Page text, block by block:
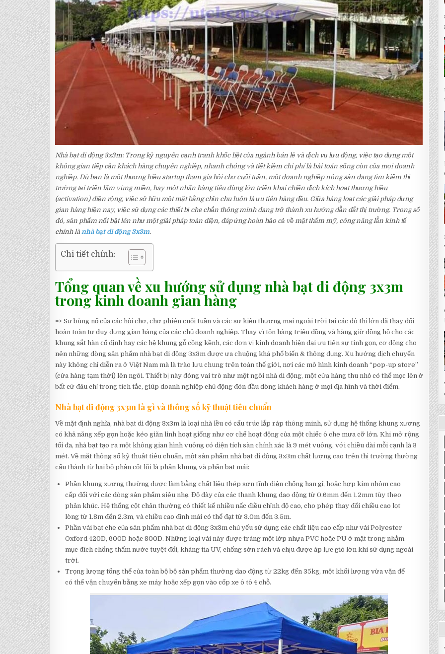
Nhà bạt di động 3x3m: Trong kỷ nguyên cạnh tranh khốc liệt của ngành bán lẻ và dịch vụ lưu động, việc tạo dựng một
không gian tiếp cận khách hàng chuyên nghiệp, nhanh chóng và tiết kiệm chi phí là bài toán sống còn của mọi doanh
nghiệp. Dù bạn là một thương hiệu startup tham gia hội chợ cuối tuần, một doanh nghiệp nông sản đang tìm kiếm thị
trường tại triển lãm vùng miền, hay một nhãn hàng tiêu dùng lớn triển khai chiến dịch kích hoạt thương hiệu
(activation) diện rộng, việc sở hữu một mặt bằng chỉn chu luôn là ưu tiên hàng đầu. Giữa hàng loạt các giải pháp dựng
gian hàng hiện nay, việc sử dụng các thiết bị che chắn thông minh đang trở thành xu hướng dẫn dắt thị trường. Trong số
đó, sản phẩm nổi bật lên như một giải pháp toàn diện, đáp ứng hoàn hảo cả về mặt thẩm mỹ, công năng lẫn kinh tế
chính là nhà bạt di động 3x3m.
Chi tiết chính:
Tổng quan về xu hướng sử dụng nhà bạt di động 3x3m
trong kinh doanh gian hàng
=> Sự bùng nổ của các hội chợ, chợ phiên cuối tuần và các sự kiện thương mại ngoài trời tại các đô thị lớn đã thay đổi
hoàn toàn tư duy dựng gian hàng của các chủ doanh nghiệp. Thay vì tốn hàng triệu đồng và hàng giờ đồng hồ cho các
khung sắt hàn cố định hay các hệ khung gỗ cồng kềnh, các đơn vị kinh doanh hiện đại ưu tiên sự tinh gọn, cơ động cho
nên những dòng sản phẩm nhà bạt di động 3x3m được ưa chuộng khá phổ biến & thông dụng. Xu hướng dịch chuyển
này không chỉ diễn ra ở Việt Nam mà là trào lưu chung trên toàn thế giới, nơi các mô hình kinh doanh “pop-up store”
(cửa hàng tạm thời) lên ngôi. Thiết bị này đóng vai trò như một ngôi nhà di động, một cửa hàng thu nhỏ có thể mọc lên ở
bất cứ đâu chỉ trong tích tắc, giúp doanh nghiệp chủ động đón đầu dòng khách hàng ở mọi địa hình và thời điểm.
Nhà bạt di động 3x3m là gì và thông số kỹ thuật tiêu chuẩn
Về mặt định nghĩa, nhà bạt di động 3x3m là loại nhà lều có cấu trúc lắp ráp thông minh, sử dụng hệ thống khung xương
có khả năng xếp gọn hoặc kéo giãn linh hoạt giống như cơ chế hoạt động của một chiếc ô che mưa cỡ lớn. Khi mở rộng
tối đa, nhà bạt tạo ra một không gian hình vuông có diện tích sàn chính xác là 9 mét vuông, với chiều dài mỗi cạnh là 3
mét. Về mặt thông số kỹ thuật tiêu chuẩn, một sản phẩm nhà bạt di động 3x3m chất lượng cao trên thị trường thường
cấu thành từ hai bộ phận cốt lõi là phần khung và phần bạt mái:
Phần khung xương thường được làm bằng chất liệu thép sơn tĩnh điện chống han gỉ, hoặc hợp kim nhôm cao
cấp đối với các dòng sản phẩm siêu nhẹ. Độ dày của các thanh khung dao động từ 0.6mm đến 1.2mm tùy theo
phân khúc. Hệ thống cột chân thường có thiết kế nhiều nấc điều chỉnh độ cao, cho phép thay đổi chiều cao lọt
lòng từ 1.8m đến 2.3m, và chiều cao đỉnh mái có thể đạt từ 3.0m đến 3.5m.
Phần vải bạt che của sản phẩm nhà bạt di động 3x3m chủ yếu sử dụng các chất liệu cao cấp như vải Polyester
Oxford 420D, 600D hoặc 800D. Những loại vải này được tráng một lớp nhựa PVC hoặc PU ở mặt trong nhằm
mục đích chống thấm nước tuyệt đối, kháng tia UV, chống sờn rách và chịu được áp lực gió lớn khi sử dụng ngoài
trời.
Trọng lượng tổng thể của toàn bộ bộ sản phẩm thường dao động từ 22kg đến 35kg, một khối lượng vừa vặn để
có thể vận chuyển bằng xe máy hoặc xếp gọn vào cốp xe ô tô 4 chỗ.